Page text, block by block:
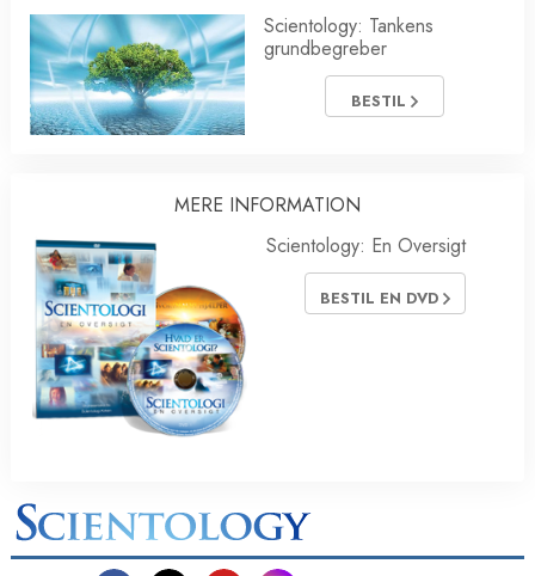
Scientology: Tankens
grundbegreber
BESTIL
MERE INFORMATION
Scientology: En Oversigt
BESTIL EN DVD